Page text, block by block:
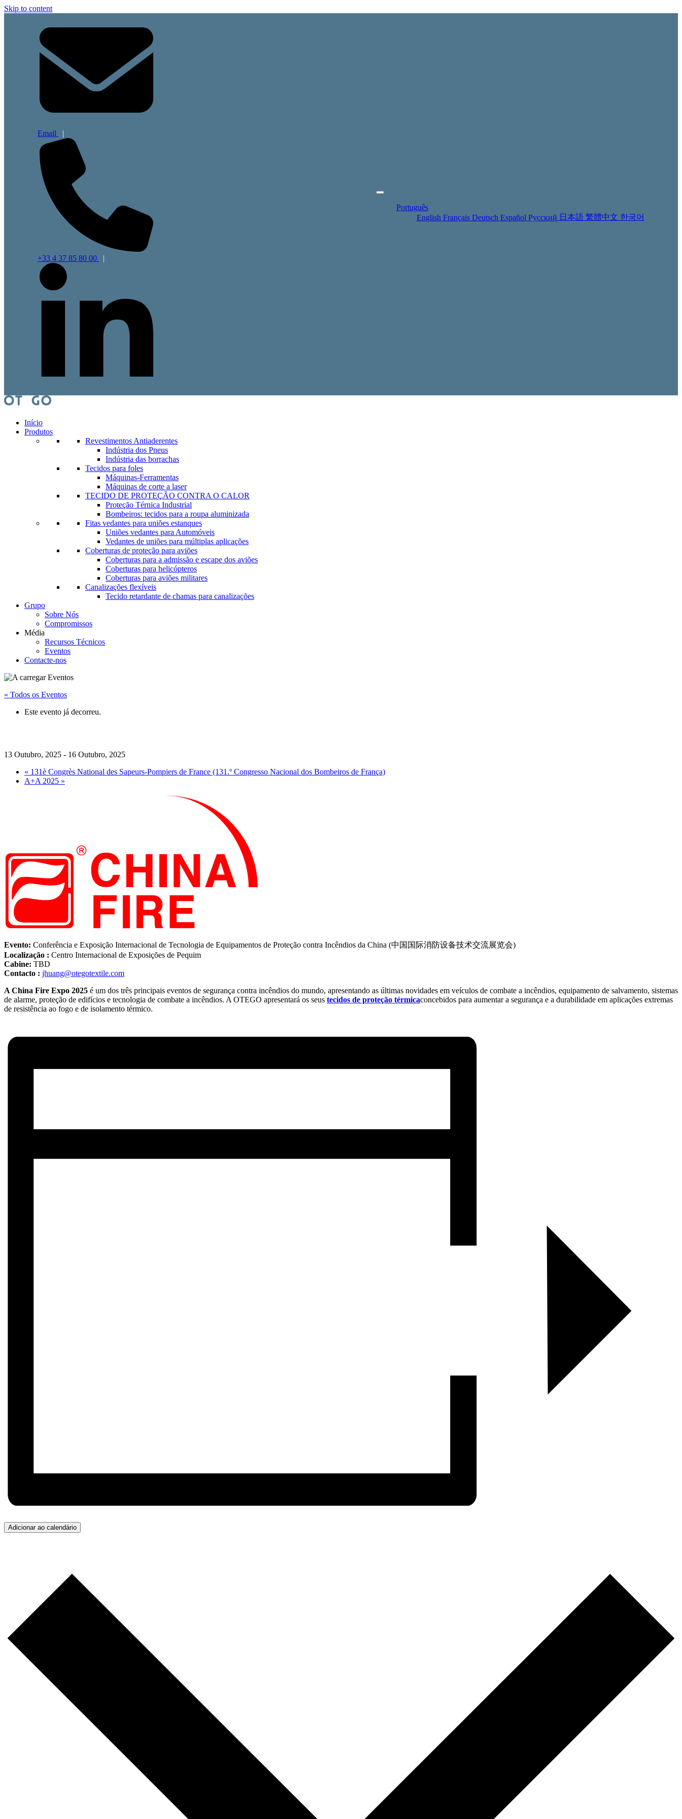
Skip to content
Email |
+33 4 37 85 80 00 |
Português
English Français Deutsch Español Русский 日本語 繁體中文 한국어
Início
Produtos
Revestimentos Antiaderentes
Indústria dos Pneus
Indústria das borrachas
Tecidos para foles
Máquinas-Ferramentas
Máquinas de corte a laser
TECIDO DE PROTEÇÃO CONTRA O CALOR
Proteção Térnica Industrial
Bombeiros: tecidos para a roupa aluminizada
Fitas vedantes para uniões estanques
Uniões vedantes para Automóveis
Vedantes de uniões para múltiplas aplicações
Coberturas de proteção para aviões
Coberturas para a admissão e escape dos aviões
Coberturas para helicópteros
Coberturas para aviões militares
Canalizações flexíveis
Tecido retardante de chamas para canalizações
Grupo
Sobre Nós
Compromissos
Média
Recursos Técnicos
Eventos
Contacte-nos
« Todos os Eventos
Este evento já decorreu.
13 Outubro, 2025 - 16 Outubro, 2025
« 131è Congrès National des Sapeurs-Pompiers de France (131.º Congresso Nacional dos Bombeiros de França)
A+A 2025 »
Evento: Conferência e Exposição Internacional de Tecnologia de Equipamentos de Proteção contra Incêndios da China (中国国际消防设备技术交流展览会)
Localização : Centro Internacional de Exposições de Pequim
Cabine: TBD
Contacto : jhuang@otegotextile.com
A China Fire Expo 2025 é um dos três principais eventos de segurança contra incêndios do mundo, apresentando as últimas novidades em veículos de combate a incêndios, equipamento de salvamento, sistemas
de alarme, proteção de edifícios e tecnologia de combate a incêndios. A OTEGO apresentará os seus tecidos de proteção térmicaconcebidos para aumentar a segurança e a durabilidade em aplicações extremas
de resistência ao fogo e de isolamento térmico.
Adicionar ao calendário